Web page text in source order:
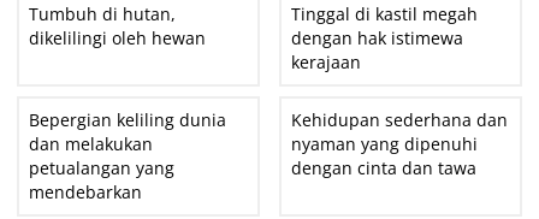
Tumbuh di hutan,
dikelilingi oleh hewan
Tinggal di kastil megah
dengan hak istimewa
kerajaan
Bepergian keliling dunia
dan melakukan
petualangan yang
mendebarkan
Kehidupan sederhana dan
nyaman yang dipenuhi
dengan cinta dan tawa